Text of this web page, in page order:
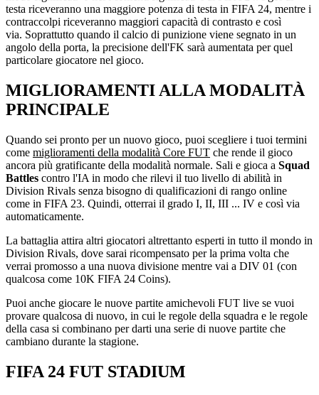
testa riceveranno una maggiore potenza di testa in FIFA 24, mentre i
contraccolpi riceveranno maggiori capacità di contrasto e così
via. Soprattutto quando il calcio di punizione viene segnato in un
angolo della porta, la precisione dell'FK sarà aumentata per quel
particolare giocatore nel gioco.
MIGLIORAMENTI ALLA MODALITÀ
PRINCIPALE
Quando sei pronto per un nuovo gioco, puoi scegliere i tuoi termini
come miglioramenti della modalità Core FUT che rende il gioco
ancora più gratificante della modalità normale. Sali e gioca a Squad
Battles contro l'IA in modo che rilevi il tuo livello di abilità in
Division Rivals senza bisogno di qualificazioni di rango online
come in FIFA 23. Quindi, otterrai il grado I, II, III ... IV e così via
automaticamente.
La battaglia attira altri giocatori altrettanto esperti in tutto il mondo in
Division Rivals, dove sarai ricompensato per la prima volta che
verrai promosso a una nuova divisione mentre vai a DIV 01 (con
qualcosa come 10K FIFA 24 Coins).
Puoi anche giocare le nuove partite amichevoli FUT live se vuoi
provare qualcosa di nuovo, in cui le regole della squadra e le regole
della casa si combinano per darti una serie di nuove partite che
cambiano durante la stagione.
FIFA 24 FUT STADIUM